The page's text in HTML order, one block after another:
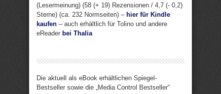
(Lesermeinung) (58 (+ 19) Rezensionen / 4,7 (- 0,2)
Sterne) (ca. 232 Normseiten) – hier für Kindle
kaufen – auch erhältlich für Tolino und andere
eReader bei Thalia
Die aktuell als eBook erhältlichen Spiegel-
Bestseller sowie die „Media Control Bestseller“